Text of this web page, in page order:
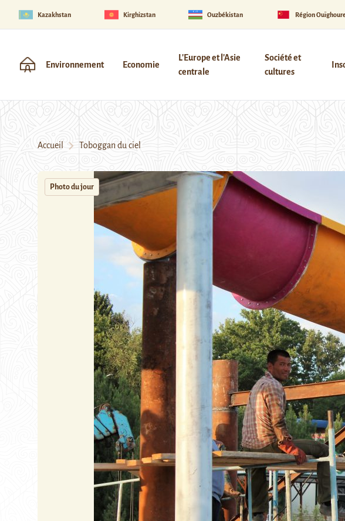
Kazakhstan Kirghizstan Ouzbékistan Région
Environnement Economie
L'Europe et l'Asie
centrale
Société et
cultures
Accueil Toboggan du ciel
Photo du jour